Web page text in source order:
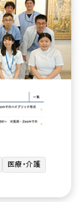
医療・介護